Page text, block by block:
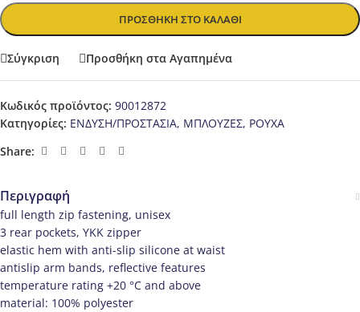
ΠΡΟΣΘΉΚΗ ΣΤΟ ΚΑΛΆΘΙ
Σύγκριση Προσθήκη στα Αγαπημένα
Κωδικός προϊόντος: 90012872
Κατηγορίες: ΕΝΔΥΣΗ/ΠΡΟΣΤΑΣΙΑ, ΜΠΛΟΥΖΕΣ, ΡΟΥΧΑ
Share:
Περιγραφή
full length zip fastening, unisex
3 rear pockets, YKK zipper
elastic hem with anti-slip silicone at waist
antislip arm bands, reflective features
temperature rating +20 °C and above
material: 100% polyester